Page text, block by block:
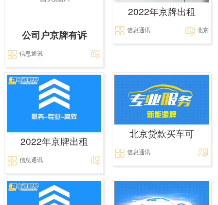
公司户京牌有诉
信息通讯
2022年京牌出租
信息通讯 北京
2022年京牌出租
信息通讯
北京贷款买车可
信息通讯